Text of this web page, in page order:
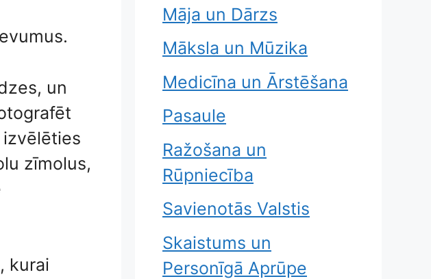
un
zīmolus,
kurai
Māja un Dārzs
Māksla un Mūzika
Medicīna un Ārstēšana
Pasaule
Ražošana un
Rūpniecība
Savienotās Valstis
Skaistums un
Personīgā Aprūpe